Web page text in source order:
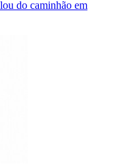
do caminhão em